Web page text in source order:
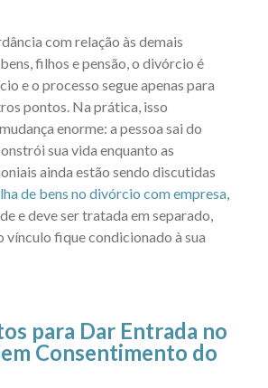
com relação às demais
filhos e pensão, o divórcio é
e o processo segue apenas para
pontos. Na prática, isso
enorme: a pessoa sai do
sua vida enquanto as
ainda estão sendo discutidas
de bens no divórcio com empresa
e deve ser tratada em separado,
vínculo fique condicionado à sua
para Dar Entrada no
Consentimento do